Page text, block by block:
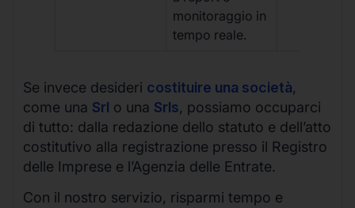
monitoraggio in
tempo reale.
Se invece desideri costituire una società,
come una Srl o una Srls, possiamo occuparci
di tutto: dalla redazione dello statuto e dell’atto
costitutivo alla registrazione presso il Registro
delle Imprese e l’Agenzia delle Entrate.
Con il nostro servizio, risparmi tempo e